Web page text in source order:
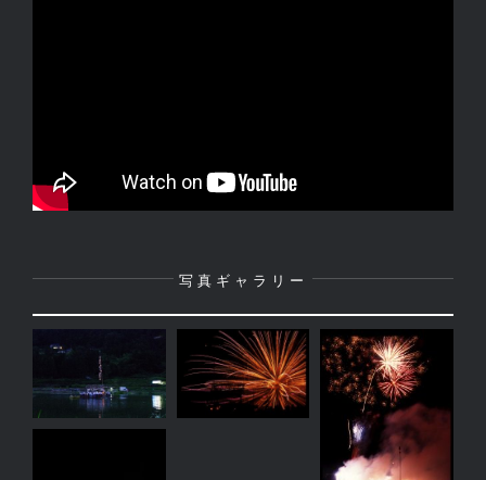
写真ギャラリー